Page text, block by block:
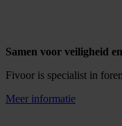
Samen voor veiligheid
Fivoor is specialist in
Meer informatie